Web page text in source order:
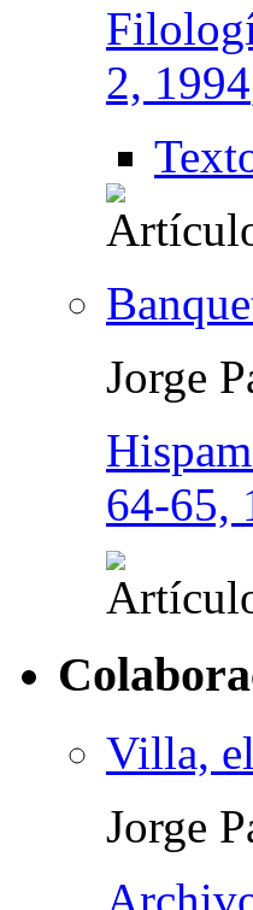
2, 1994
Jorge
64-65,
Villa,
Jorge